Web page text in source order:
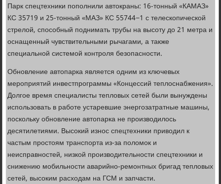
Парк спецтехники пополнили автокраны: 16-тонный «КАМАЗ»
КС 35719 и 25-тонный «МАЗ» КС 55744−1 с телескопической
стрелой, способный поднимать трубы на высоту до 21 метра и
оснащенный чувствительными рычагами, а также
специальной системой контроля безопасности.
Обновление автопарка является одним из ключевых
мероприятий инвестпрограммы «Концессий теплоснабжения».
Долгое время специалисты тепловых сетей были вынуждены
использовать в работе устаревшие энергозатратные машины,
поскольку обновление автопарка не производилось
десятилетиями. Высокий износ спецтехники приводил к
частым простоям транспорта из-за поломок и
неисправностей, низкой производительности спецтехники и
снижению мобильности аварийно-ремонтных бригад тепловых
сетей, высоким расходам на ГСМ и запчасти.